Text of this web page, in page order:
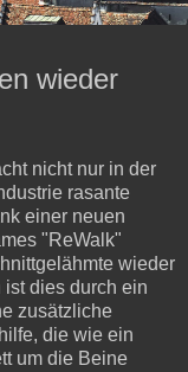
wieder
nicht nur in der
rasante
einer neuen
"ReWalk"
wieder
dies durch ein
zusätzliche
die wie ein
um die Beine